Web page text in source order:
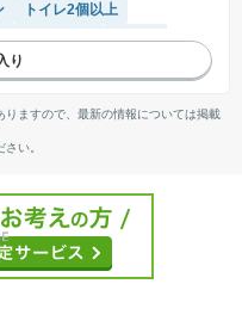
トイレ2個以上
テムキッチン
平坦地
ますので、最新の情報については掲載
い。